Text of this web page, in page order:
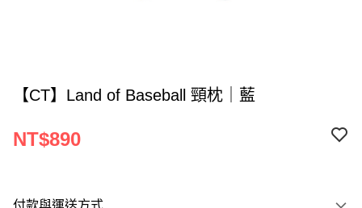
【CT】Land of Baseball 頸枕｜藍
NT$890
付款與運送方式